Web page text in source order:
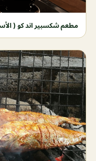
مطعم شكسبير اند كو (